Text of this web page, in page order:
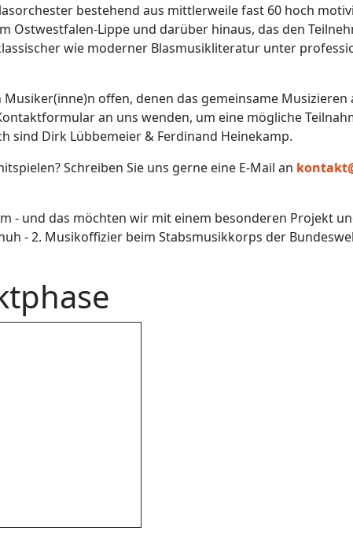
bestehend aus mittlerweile fast 60 hoch
Lippe und darüber hinaus, das den
wie moderner Blasmusikliteratur unter
offen, denen das gemeinsame Musizieren
an uns wenden, um eine mögliche
sind Dirk Lübbemeier & Ferdinand Heinekamp.
Schreiben Sie uns gerne eine E-Mail an
- und das möchten wir mit einem besonderen Projekt
- 2. Musikoffizier beim Stabsmusikkorps der